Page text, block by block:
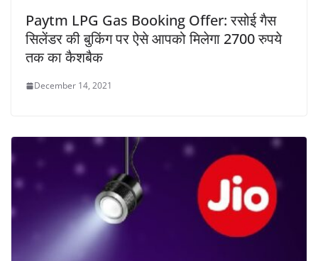
Paytm LPG Gas Booking Offer: रसोई गैस
सिलेंडर की बुकिंग पर ऐसे आपको मिलेगा 2700 रुपये
तक का कैशबैक
December 14, 2021